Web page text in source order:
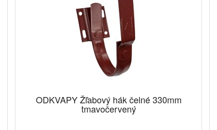
ODKVAPY Žľabový hák čelné 330mm
tmavočervený